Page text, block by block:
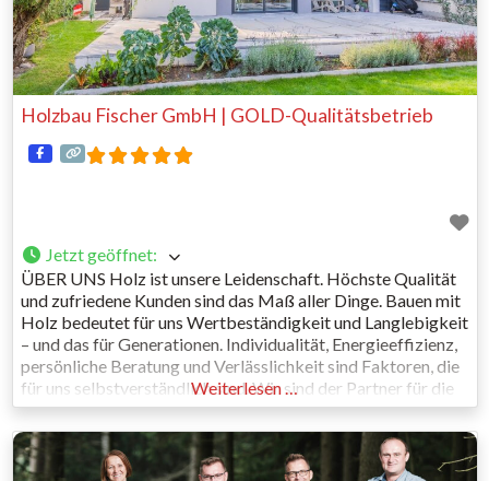
Holzbau Fischer GmbH | GOLD-Qualitätsbetrieb
Jetzt geöffnet:
ÜBER UNS Holz ist unsere Leidenschaft. Höchste Qualität
und zufriedene Kunden sind das Maß aller Dinge. Bauen mit
Holz bedeutet für uns Wertbeständigkeit und Langlebigkeit
– und das für Generationen. Individualität, Energieeffizienz,
persönliche Beratung und Verlässlichkeit sind Faktoren, die
für uns selbstverständlich sind. Wir sind der Partner für die
Umsetzung Ihrer Holzbauträume. QUALITÄTSHÄUSER
AUS DEM BURGENLAND Als moderner Holzbaubetrieb,
der
Weiterlesen …